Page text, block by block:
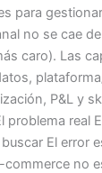
para
no se cae
caro). Las
P&L y
real
El error
commerce no